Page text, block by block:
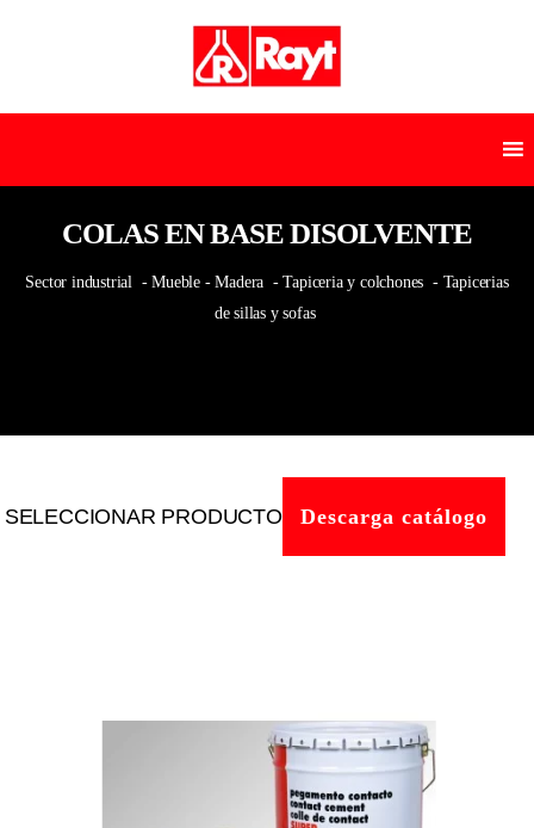
COLAS EN BASE DISOLVENTE
Sector industrial - Mueble - Madera - Tapiceria y colchones - Tapicerias
de sillas y sofas
SELECCIONAR PRODUCTO Descarga catálogo